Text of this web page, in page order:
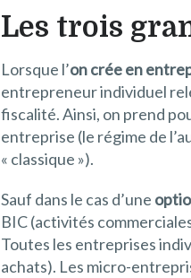
Les trois
Lorsque l’on crée en
entrepreneur individuel
fiscalité. Ainsi, on prend
entreprise (le régime de
« classique »).
Sauf dans le cas d’une
BIC (activités
Toutes les entreprises
achats). Les micro-